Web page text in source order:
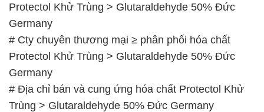
Protectol Khử Trùng > Glutaraldehyde 50% Đức
Germany
# Cty chuyên thương mại ≥ phân phối hóa chất
Protectol Khử Trùng > Glutaraldehyde 50% Đức
Germany
# Địa chỉ bán và cung ứng hóa chất Protectol Khử
Trùng > Glutaraldehyde 50% Đức Germany